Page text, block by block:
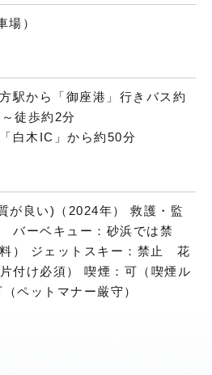
場）
駅から「御座港」行きバス約
徒歩約2分
白木IC」から約50分
が良い)（2024年） 救護・監
バーベキュー：砂浜では禁
） ジェットスキー：禁止 花
付け必須） 喫煙：可（喫煙ル
ペットマナー厳守）